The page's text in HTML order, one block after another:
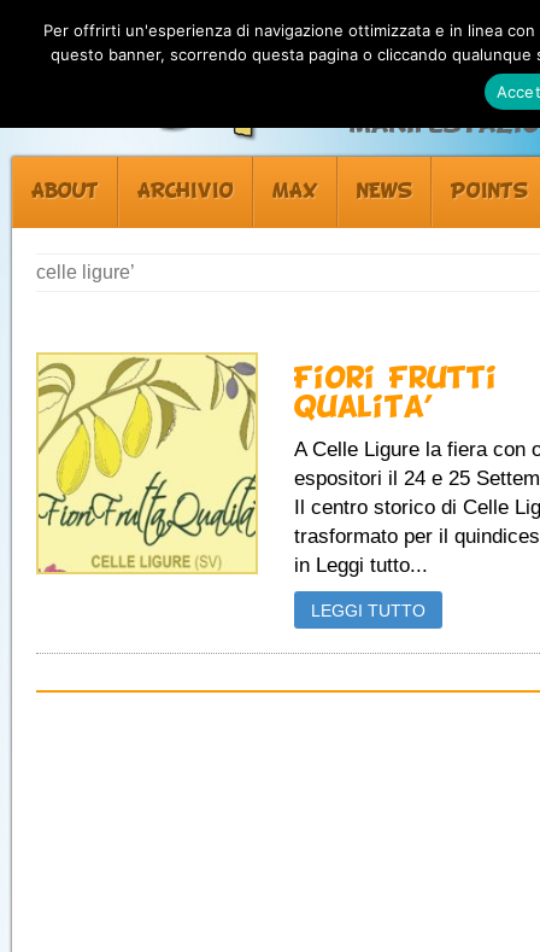
ABOUT ARCHIVIO MAX NEWS POINTS
celle ligure’
Fiori Frutti
Qualita’
A Celle Ligure la fiera con
espositori il 24 e 25
Il centro storico di Celle
trasformato per il
in Leggi tutto...
LEGGI TUTTO
Per offrirti un'esperienza di navigazione ottimizzata e in linea
questo banner, scorrendo questa pagina o cliccando